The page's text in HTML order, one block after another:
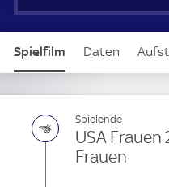
Spielfilm Daten
Spielende
USA Frauen
Frauen